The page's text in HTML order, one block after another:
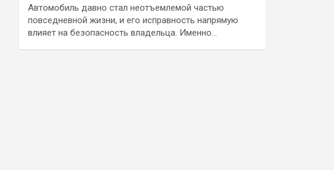
Автомобиль давно стал неотъемлемой частью
повседневной жизни, и его исправность напрямую
влияет на безопасность владельца. Именно…